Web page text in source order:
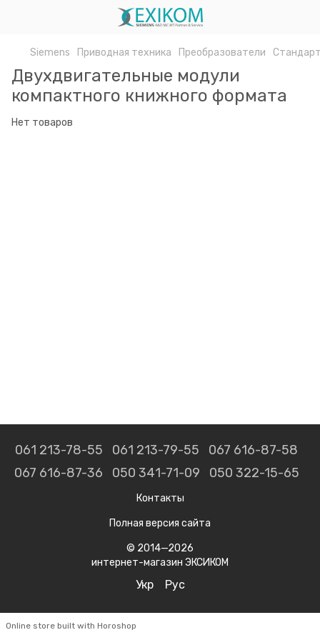
Siemens Приводная техника Преобразователи
Двухдвигательные модули
компактного книжного формата
Нет товаров
061 213-78-55 061 213-79-55
067 616-87-58
067 616-87-36
050 341-71-09 050 322-15-65
Контакты
Полная версия сайта
© 2014—2026
интернет-магазин ЭКСИКОМ
Укр Рус
Online store built with Horoshop